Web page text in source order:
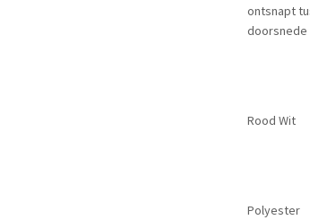
ontsnapt
doorsnede
Rood Wit
Polyester